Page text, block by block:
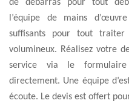
de débarras pour tout
l’équipe de mains
suffisants pour tout
volumineux. Réalisez votre
service via le
directement. Une équipe
écoute. Le devis est offert